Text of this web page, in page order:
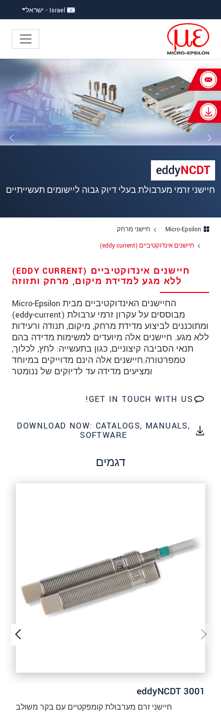
Israel - ישראל
eddyNCDT
חיישנים זעירים עבור חללי התקנה סגורים
Micro-Epsilon
חיישני מרחק
חיישנים אינדוקטיביים (eddy current)
חיישנים אינדוקטיביים (EDDY CURRENT)
ללא מגע למדידת מיקום, מרחק ותזוזה
החיישנים האינדוקטיביים מבית Micro-Epsilon
מבוססים על עקרון זרמי ערבולת (eddy-current)
ומתוכננים לביצוע מדידת מרחק, מיקום, תנודה ורעידות
ללא מגע. חיישנים אלה מיועדים למשימות מדידה בהם
תנאי הסביבה קיצוניים, כגון בתעשייה: לחץ, לכלוך,
טמפרטורה.חיישנים אלה הינם מדוייקים במיוחד
ומציעים מדידה עד לדיוקים של ננומטר
GET IN TOUCH WITH US!
DOWNLOAD NOW: CATALOGS, MANUALS,
SOFTWARE
דגמים
eddyNCDT 3001
חיישני זרם מערבולת קומפקטיים עם בקר משולב
×
Your request for: חיישנים
אינדוקטיביים (eddy current)
כותרת*
שם משפחה*
כתובת
מיקוד
טלפון
כתובת דוא"ל *
ארץ*
Message
*
* שדות חובה
אנו מתייחסים למידע בחסיון רב. אנא קרא את
הצהרת הפרטיות שלנו (באנגלית).